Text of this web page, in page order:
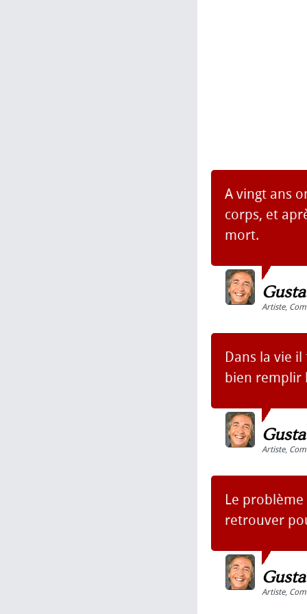
A vingt ans
corps, et
mort.
Artiste,
Dans la vie
bien remplir
Artiste,
Le
retrouver
Artiste,